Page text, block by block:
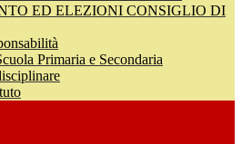
ED ELEZIONI CONSIGLIO DI
Primaria e Secondaria